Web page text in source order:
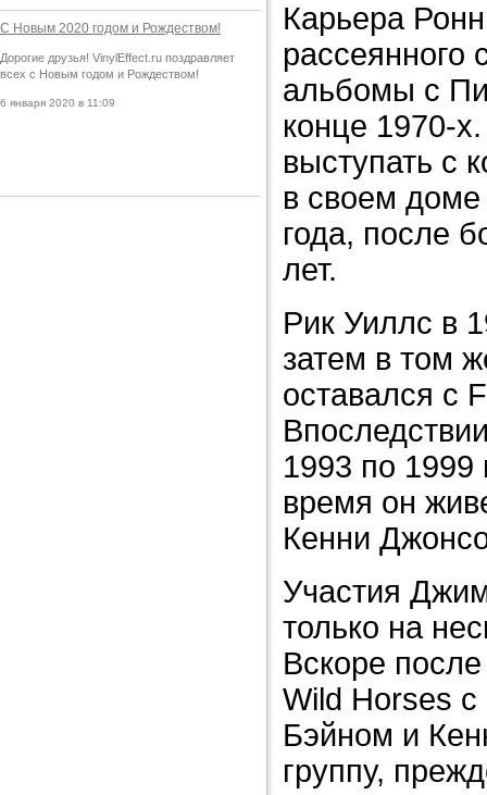
С Новым 2020 годом и Рождеством!
Дорогие друзья! VinylEffect.ru поздравляет
всех с Новым годом и Рождеством!
6 января 2020 в 11:09
Карьера
рассеянного
альбомы с
конце 1970-
выступать с
в своем
года, после
лет.
Рик Уиллс в
затем в том
оставался с
1993 по 1999
время он
Кенни
Участия
только на
Вскоре
Wild Horses
Бэйном и
группу,